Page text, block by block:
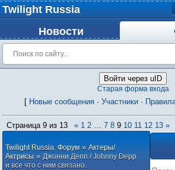
Twilight Russia
Новости
Войти через uID
Старая форма входа
[ Новые сообщения · Участники ·
Страница 9 из 13 « 1 2 … 7 8 9 10 11 12 13 »
Twilight Russia. Форум » Актеры/
Актрисы » Джонни Депп / Johnny Depp
и все что с ним связано.